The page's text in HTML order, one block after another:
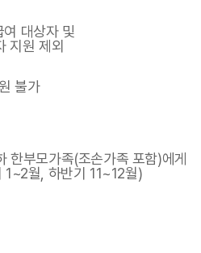
대상자 및
지원 제외
불가
한부모가족(조손가족 포함)에게
1~2월, 하반기 11~12월)